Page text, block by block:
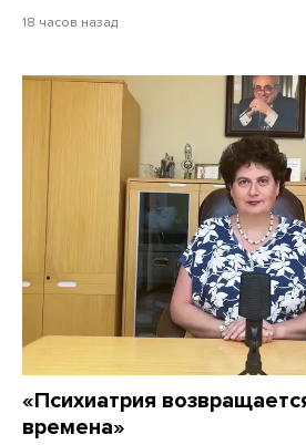
18 часов назад
«Психиатрия
времена»